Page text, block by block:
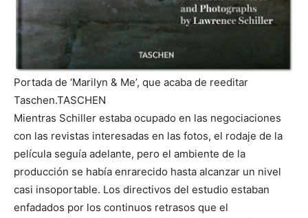
Portada de ‘Marilyn & Me’, que acaba de reeditar
Taschen.TASCHEN
Mientras Schiller estaba ocupado en las negociaciones
con las revistas interesadas en las fotos, el rodaje de la
película seguía adelante, pero el ambiente de la
producción se había enrarecido hasta alcanzar un nivel
casi insoportable. Los directivos del estudio estaban
enfadados por los continuos retrasos que el